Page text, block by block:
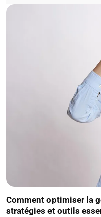
Comment optimiser la
stratégies et outils